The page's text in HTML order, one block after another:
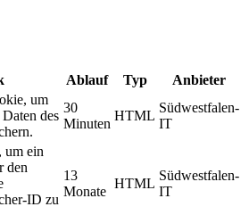
Ablauf Typ Anbieter
um
des
30
Minuten
HTML
Südwestfalen-
IT
um ein
den
ID zu
13
Monate
HTML
Südwestfalen-
IT